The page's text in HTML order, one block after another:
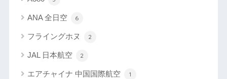
ANA 全日空 6
フライングホヌ 2
JAL 日本航空 2
エアチャイナ 中国国際航空 1